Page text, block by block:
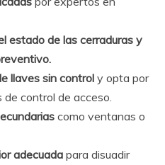
estado de las cerraduras y
llaves sin control y opta por
control de acceso.
como ventanas o
adecuada para disuadir